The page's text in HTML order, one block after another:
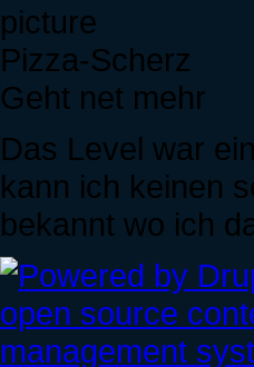
Pizza-Scherz
Geht net mehr
Das Level war
kann ich keinen
bekannt wo ich